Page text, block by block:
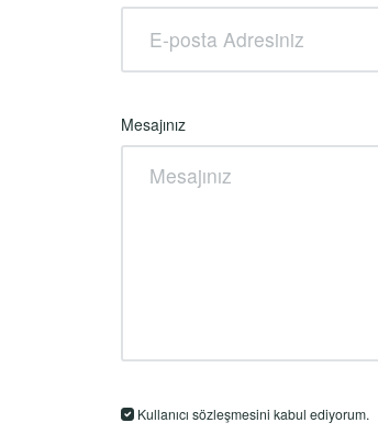
Mesajınız
Kullanıcı sözleşmesini kabul ediyorum.